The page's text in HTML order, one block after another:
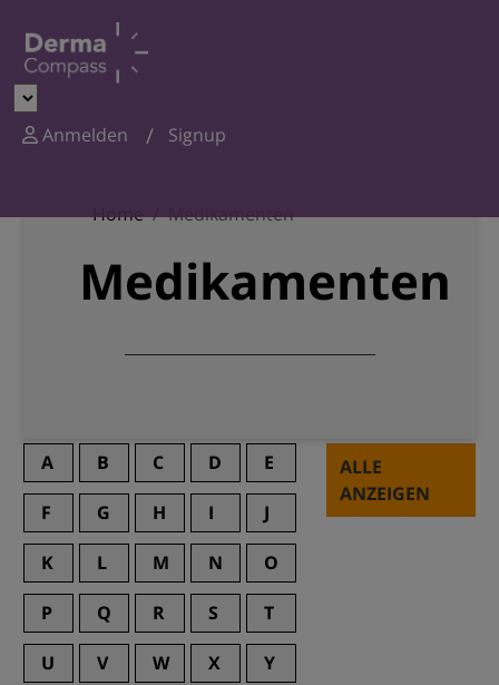
Anmelden Signup
Home Medikamenten
Medikamenten
A B C D E
F G H I J
K L M N O
P Q R S T
U V W X Y
ALLE
ANZEIGEN